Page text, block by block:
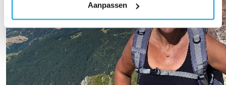
Aanpassen